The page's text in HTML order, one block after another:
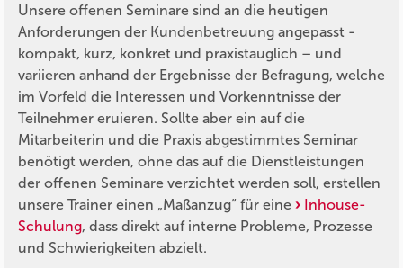
Unsere offenen Seminare sind an die heutigen
Anforderungen der Kundenbetreuung angepasst -
kompakt, kurz, konkret und praxistauglich – und
variieren anhand der Ergebnisse der Befragung, welche
im Vorfeld die Interessen und Vorkenntnisse der
Teilnehmer eruieren. Sollte aber ein auf die
Mitarbeiterin und die Praxis abgestimmtes Seminar
benötigt werden, ohne das auf die Dienstleistungen
der offenen Seminare verzichtet werden soll, erstellen
unsere Trainer einen „Maßanzug“ für eine
Inhouse-
Schulung, dass direkt auf interne Probleme, Prozesse
und Schwierigkeiten abzielt.